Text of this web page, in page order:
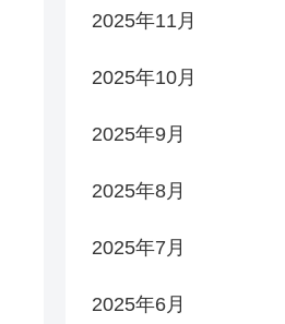
2025年11月
2025年10月
2025年9月
2025年8月
2025年7月
2025年6月